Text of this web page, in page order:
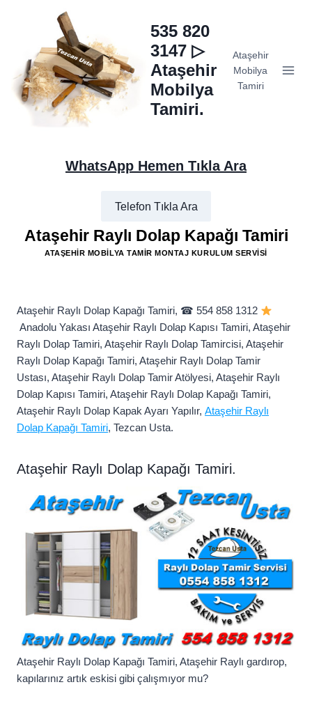
535 820
3147 ▷
Ataşehir
Mobilya
Tamiri.
Ataşehir
Mobilya
Tamiri
WhatsApp Hemen Tıkla Ara
Telefon Tıkla Ara
Ataşehir Raylı Dolap Kapağı Tamiri
ATAŞEHIR MOBILYA TAMIR MONTAJ KURULUM SERVISI
Ataşehir Raylı Dolap Kapağı Tamiri, ☎ 554 858 1312
Anadolu Yakası Ataşehir Raylı Dolap Kapısı Tamiri, Ataşehir
Raylı Dolap Tamiri, Ataşehir Raylı Dolap Tamircisi, Ataşehir
Raylı Dolap Kapağı Tamiri, Ataşehir Raylı Dolap Tamir
Ustası, Ataşehir Raylı Dolap Tamir Atölyesi, Ataşehir Raylı
Dolap Kapısı Tamiri, Ataşehir Raylı Dolap Kapağı Tamiri,
Ataşehir Raylı Dolap Kapak Ayarı Yapılır, Ataşehir Raylı
Dolap Kapağı Tamiri, Tezcan Usta.
Ataşehir Raylı Dolap Kapağı Tamiri.
Ataşehir Raylı Dolap Kapağı Tamiri, Ataşehir Raylı gardırop,
kapılarınız artık eskisi gibi çalışmıyor mu?